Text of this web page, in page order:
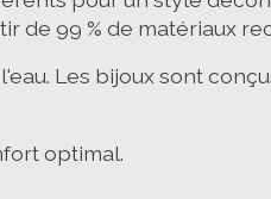
de 99 % de matériaux
Les bijoux sont
optimal.